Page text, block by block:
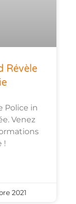
Révèle
Police in
Venez
!
2021